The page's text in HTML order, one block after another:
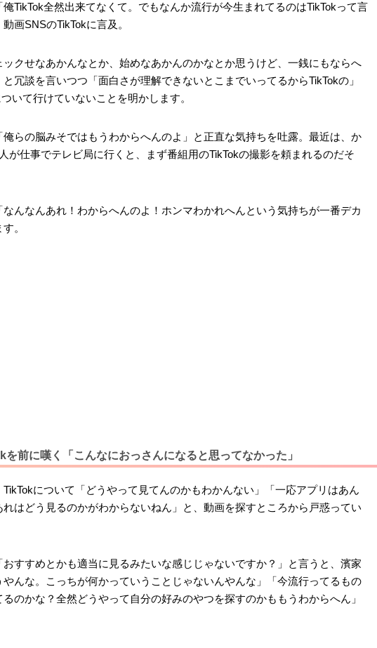
俺TikTok全然出来てなくて。でもなんか流行が今生まれてるのはTikTokって言
画SNSのTikTokに言及。
ックせなあかんなとか、始めなあかんのかなとか思うけど、一銭にもならへ
と冗談を言いつつ「面白さが理解できないとこまでいってるからTikTokの」
いて行けていないことを明かします。
俺らの脳みそではもうわからへんのよ」と正直な気持ちを吐露。最近は、か
が仕事でテレビ局に行くと、まず番組用のTikTokの撮影を頼まれるのだそ
なんなんあれ！わからへんのよ！ホンマわかれへんという気持ちが一番デカ
。
前に嘆く「こんなにおっさんになると思ってなかった」
について「どうやって見てんのかもわかんない」「一応アプリはあん
れはどう見るのかがわからないねん」と、動画を探すところから戸惑ってい
おすすめとかも適当に見るみたいな感じじゃないですか？」と言うと、濱家
やんな。こっちが何かっていうことじゃないんやんな」「今流行ってるもの
るのかな？全然どうやって自分の好みのやつを探すのかももうわからへん」